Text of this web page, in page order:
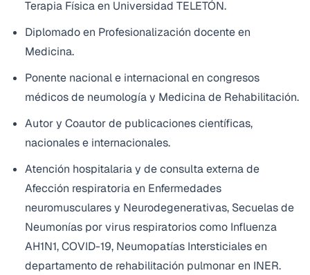
Terapia Física en Universidad TELETÓN.
Diplomado en Profesionalización docente en
Medicina.
Ponente nacional e internacional en congresos
médicos de neumología y Medicina de Rehabilitación.
Autor y Coautor de publicaciones científicas,
nacionales e internacionales.
Atención hospitalaria y de consulta externa de
Afección respiratoria en Enfermedades
neuromusculares y Neurodegenerativas, Secuelas de
Neumonías por virus respiratorios como Influenza
AH1N1, COVID-19, Neumopatías Intersticiales en
departamento de rehabilitación pulmonar en INER.